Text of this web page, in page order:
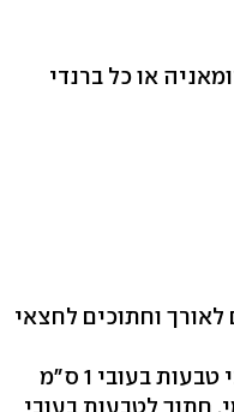
רומאניה או כל ברנדי
לאורך וחתוכים לחצאי
חתוך לטבעות בעובי